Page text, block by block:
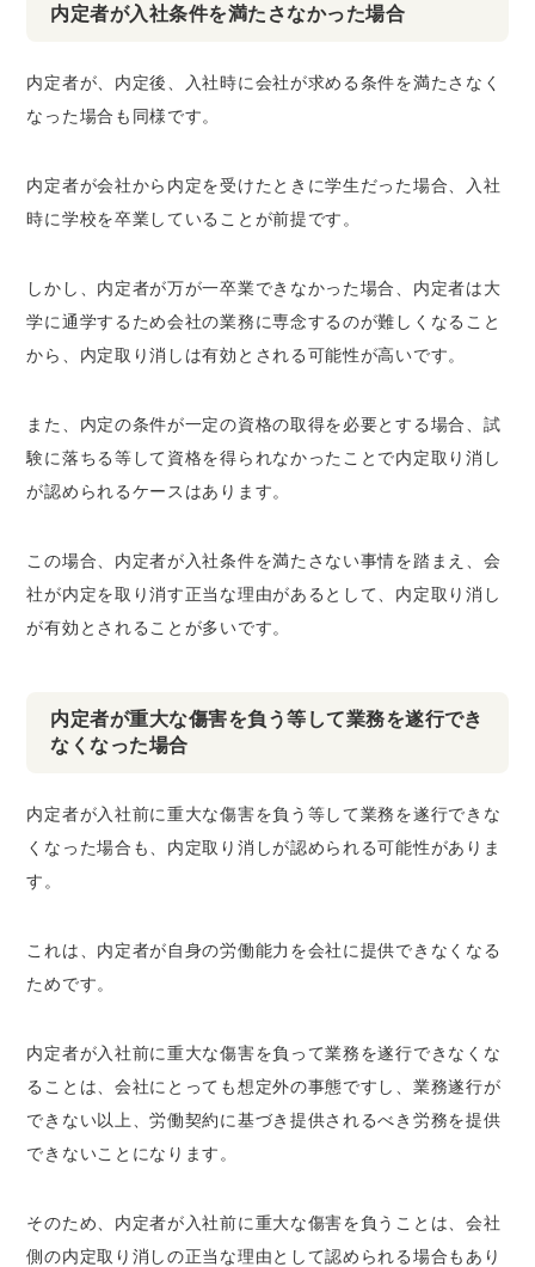
内定者が入社条件を満たさなかった場合
内定者が、内定後、入社時に会社が求める条件を満たさなく
なった場合も同様です。
内定者が会社から内定を受けたときに学生だった場合、入社
時に学校を卒業していることが前提です。
しかし、内定者が万が一卒業できなかった場合、内定者は大
学に通学するため会社の業務に専念するのが難しくなること
から、内定取り消しは有効とされる可能性が高いです。
また、内定の条件が一定の資格の取得を必要とする場合、試
験に落ちる等して資格を得られなかったことで内定取り消し
が認められるケースはあります。
この場合、内定者が入社条件を満たさない事情を踏まえ、会
社が内定を取り消す正当な理由があるとして、内定取り消し
が有効とされることが多いです。
内定者が重大な傷害を負う等して業務を遂行でき
なくなった場合
内定者が入社前に重大な傷害を負う等して業務を遂行できな
くなった場合も、内定取り消しが認められる可能性がありま
す。
これは、内定者が自身の労働能力を会社に提供できなくなる
ためです。
内定者が入社前に重大な傷害を負って業務を遂行できなくな
ることは、会社にとっても想定外の事態ですし、業務遂行が
できない以上、労働契約に基づき提供されるべき労務を提供
できないことになります。
そのため、内定者が入社前に重大な傷害を負うことは、会社
側の内定取り消しの正当な理由として認められる場合もあり